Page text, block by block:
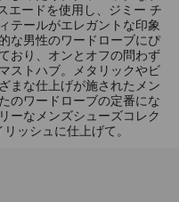
エードを使用し、ジミー チ
テールがエレガントな印象
な男性のワードローブにぴ
おり、オンとオフの問わず
ストハブ。メタリックやビ
まな仕上げが施されたメン
のワードローブの定番にな
ーなメンズシューズコレク
ッシュに仕上げて。